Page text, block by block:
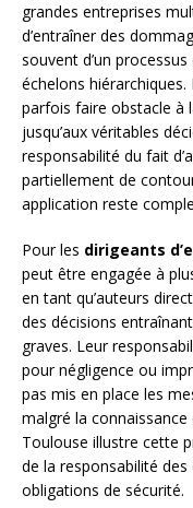
grandes entreprises
d’entraîner des
souvent d’un
échelons hiérarchiques.
parfois faire obstacle à
jusqu’aux véritables
responsabilité du fait
partiellement de
application reste
Pour les dirigeants
peut être engagée à
en tant qu’auteurs
des décisions
graves. Leur
pour négligence ou
pas mis en place les
malgré la connaissance
Toulouse illustre cette
de la responsabilité
obligations de sécurité.